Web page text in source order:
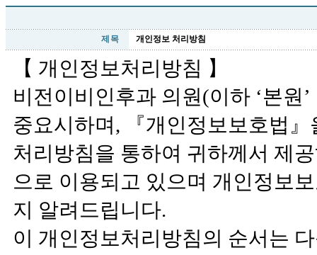
제 목 개인정보 처리방침
【 개인정보처리방침 】
비전이비인후과 의원(이하 ‘본원
중요시하며, 『개인정보보호법
처리방침을 통하여 귀하께서 제
으로 이용되고 있으며 개인정보
지 알려드립니다.
이 개인정보처리방침의 순서는